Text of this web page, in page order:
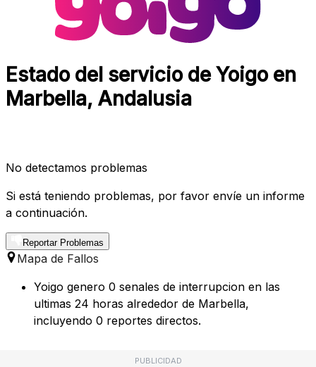
Estado del servicio de Yoigo en
Marbella, Andalusia
No detectamos problemas
Si está teniendo problemas, por favor envíe un informe
a continuación.
Reportar Problemas
Mapa de Fallos
Yoigo genero 0 senales de interrupcion en las
ultimas 24 horas alrededor de Marbella,
incluyendo 0 reportes directos.
PUBLICIDAD